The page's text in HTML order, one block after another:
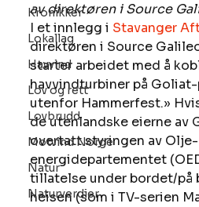
Kronikker
Lokallag
Havvind
Lov og rett
Lovbrudd
Motvind Norge
Natur
Naturverdier
av direktøren i Source
I et innlegg i Stavanger
direktøren i Source
starter arbeidet med å
havvindturbiner på
utenfor Hammerfest.»
de utenlandske eierne av
overtatt styringen av
energidepartementet
tillatelse under bordet/på
heisen (som i TV-serien